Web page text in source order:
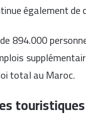
également de
894.000
total au Maroc.